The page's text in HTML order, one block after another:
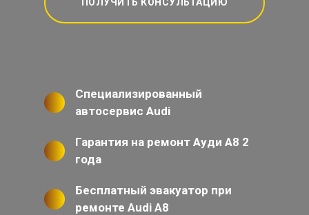
Специализированный
автосервис Audi
Гарантия на ремонт Ауди А8 2
года
Бесплатный эвакуатор при
ремонте Audi A8